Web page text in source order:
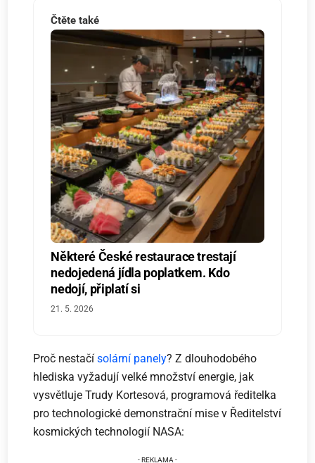
Čtěte také
Některé České restaurace trestají
nedojedená jídla poplatkem. Kdo
nedojí, připlatí si
21. 5. 2026
Proč nestačísolární panely? Z dlouhodobého
hlediska vyžadují velké množství energie, jak
vysvětluje Trudy Kortesová, programová ředitelka
pro technologické demonstrační mise v Ředitelství
kosmických technologií NASA: